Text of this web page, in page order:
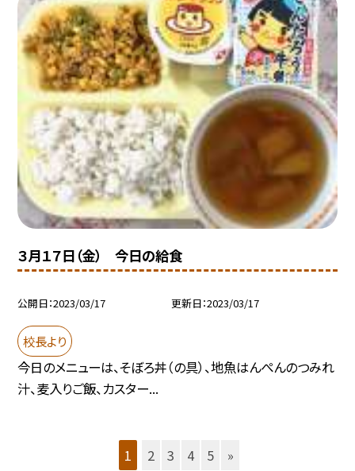
３月１７日（金） 今日の給食
公開日 2023/03/17 更新日 2023/03/17
校長より
今日のメニューは、そぼろ丼（の具）、地魚はんぺんのつみれ
汁、麦入りご飯、カスター...
1 2 3 4 5 »